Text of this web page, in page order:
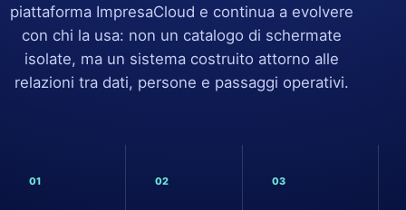
piattaforma ImpresaCloud e continua a evolvere
con chi la usa: non un catalogo di schermate
isolate, ma un sistema costruito attorno alle
relazioni tra dati, persone e passaggi operativi.
01 02 03